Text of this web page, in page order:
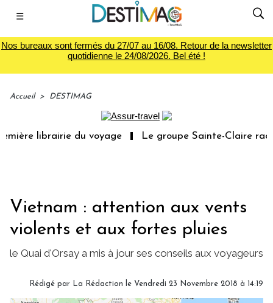
☰
Nos bureaux sont fermés du 27/07 au 16/08. Retour de la newsletter
quotidienne le 24/08/2026. Bel été !
Accueil > DESTIMAG
librairie du voyage Le groupe Sainte-Claire
Vietnam : attention aux vents
violents et aux fortes pluies
le Quai d'Orsay a mis à jour ses conseils aux voyageurs
Rédigé par La Rédaction le Vendredi 23 Novembre 2018 à 14:19